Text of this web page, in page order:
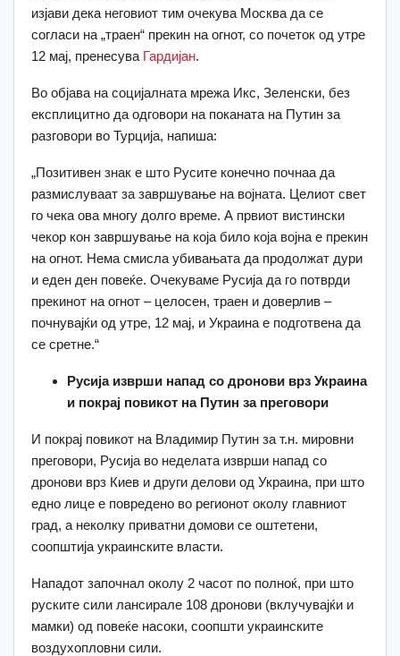
изјави дека неговиот тим очекува Москва да се
согласи на „траен“ прекин на огнот, со почеток од утре
12 мај, пренесува Гардијан.
Во објава на социјалната мрежа Икс, Зеленски, без
експлицитно да одговори на поканата на Путин за
разговори во Турција, напиша:
„Позитивен знак е што Русите конечно почнаа да
размислуваат за завршување на војната. Целиот свет
го чека ова многу долго време. А првиот вистински
чекор кон завршување на која било која војна е прекин
на огнот. Нема смисла убивањата да продолжат дури
и еден ден повеќе. Очекуваме Русија да го потврди
прекинот на огнот – целосен, траен и доверлив –
почнувајќи од утре, 12 мај, и Украина е подготвена да
се сретне.“
Русија изврши напад со дронови врз Украина
и покрај повикот на Путин за преговори
И покрај повикот на Владимир Путин за т.н. мировни
преговори, Русија во неделата изврши напад со
дронови врз Киев и други делови од Украина, при што
едно лице е повредено во регионот околу главниот
град, а неколку приватни домови се оштетени,
соопштија украинските власти.
Нападот започнал околу 2 часот по полноќ, при што
руските сили лансирале 108 дронови (вклучувајќи и
мамки) од повеќе насоки, соопшти украинските
воздухопловни сили.